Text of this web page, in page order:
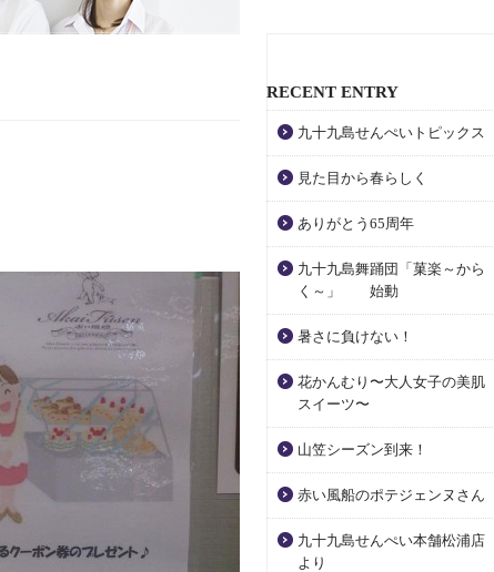
RECENT ENTRY
九十九島せんぺいトピックス
見た目から春らしく
ありがとう65周年
九十九島舞踊団「菓楽～から
く～」 始動
暑さに負けない！
花かんむり〜大人女子の美肌
スイーツ〜
山笠シーズン到来！
赤い風船のポテジェンヌさん
九十九島せんぺい本舗松浦店
より